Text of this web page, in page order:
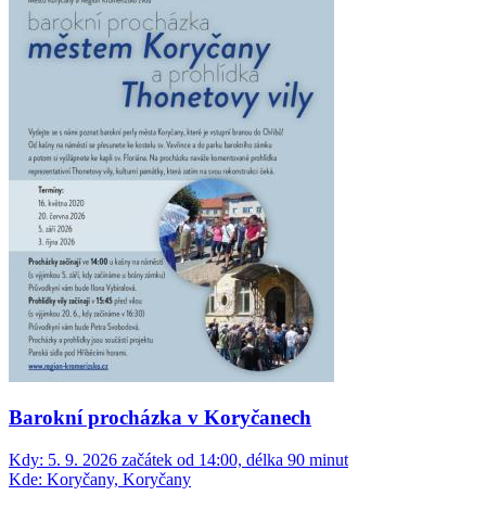
Barokní procházka v Koryčanech
Kdy: 5. 9. 2026 začátek od 14:00, délka 90 minut
Kde: Koryčany, Koryčany